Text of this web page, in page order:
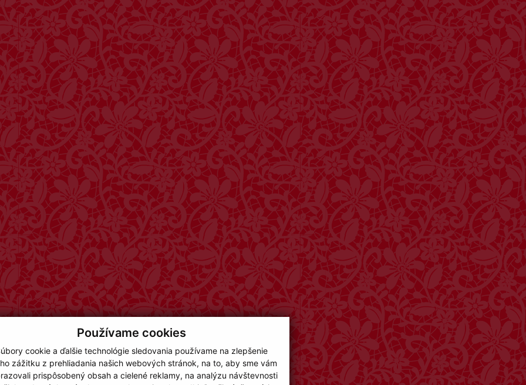
Používame cookies
cookie a ďalšie technológie sledovania používame na zlepšenie
zážitku z prehliadania našich webových stránok, na to, aby sme vám
prispôsobený obsah a cielené reklamy, na analýzu návštevnosti